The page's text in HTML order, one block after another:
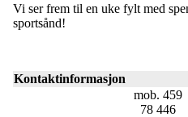
Vi ser frem til en uke fylt med
sportsånd!
Kontaktinformasjon
mob. 459
78 446